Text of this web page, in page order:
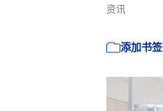
资讯
添加书签